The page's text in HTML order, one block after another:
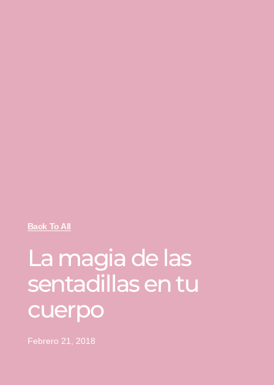
Back To All
La magia de las
sentadillas en tu
cuerpo
Febrero 21, 2018